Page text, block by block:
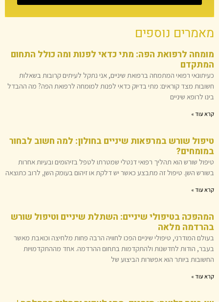
מאמרים נוספים
מומחה לרפואת הפה: מתי כדאי לפנות ומה כולל התחום
המתקדם
כעיתונאי רפואי המתמחה ברפואת שיניים, אני נתקל לעיתים קרובות בשאלות
חשובות מצד קוראים: מתי בדיוק כדאי לפנות למומחה לרפואת הפה? מה ההבדל
בינו לרופא שיניים
קרא עוד »
טיפול שורש במרפאות שיניים בחולון: למה חשוב לבחור
במומחים?
טיפול שורש הוא תהליך רפואי דנטלי שמטרתו לטפל בזיהומים ובעיות אחרות
בשורש השן. טיפול זה מתבצע כאשר יש דלקת או זיהום בעומק השן, לרוב כתוצאה
קרא עוד »
המהפכה בטיפולי שיניים: השתלת שיניים וטיפול שורש
בהרדמה מלאה
בעולם המודרני, טיפולי שיניים הפכו לחוויה הרבה פחות מלחיצה וכואבת מאשר
בעבר, הודות לחדשנות ולהתקדמות בתחום ההרדמה. אחד מההתקדמויות
החשובות ביותר הוא אפשרות הביצוע של
קרא עוד »